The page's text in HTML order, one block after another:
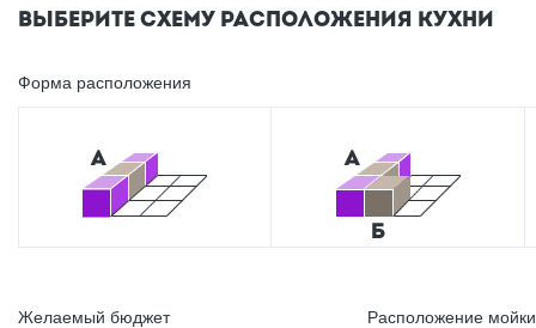
ВЫБЕРИТЕ СХЕМУ РАСПОЛОЖЕНИЯ КУХНИ
Форма расположения
Желаемый бюджет Расположение мойки